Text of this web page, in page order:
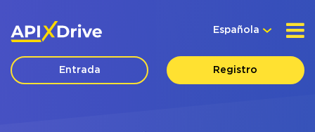
Española
Entrada Registro